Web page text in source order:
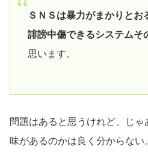
ＳＮＳは暴力がまかりとお
誹謗中傷できるシステムそ
思います。
問題はあると思うけれど、じ
味があるのかは良く分からない